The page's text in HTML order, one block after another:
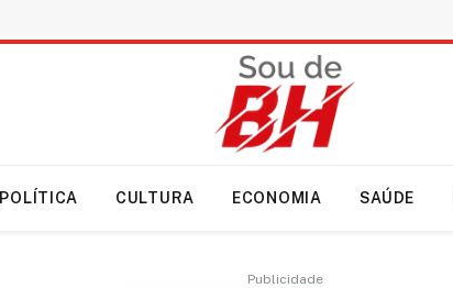
POLÍTICA CULTURA ECONOMIA SAÚDE
Publicidade